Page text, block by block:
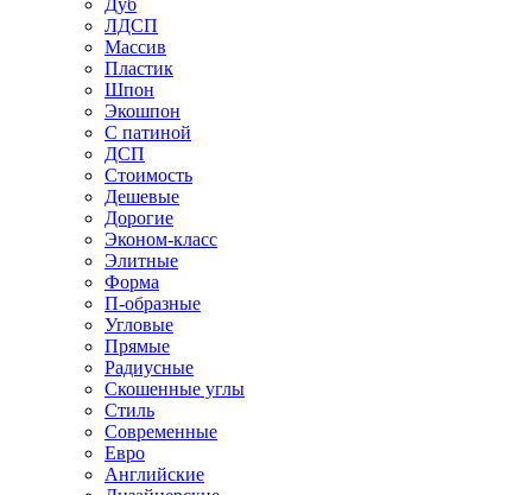
Дуб
ЛДСП
Массив
Пластик
Шпон
Экошпон
С патиной
ДСП
Стоимость
Дешевые
Дорогие
Эконом-класс
Элитные
Форма
П-образные
Угловые
Прямые
Радиусные
Скошенные углы
Стиль
Современные
Евро
Английские